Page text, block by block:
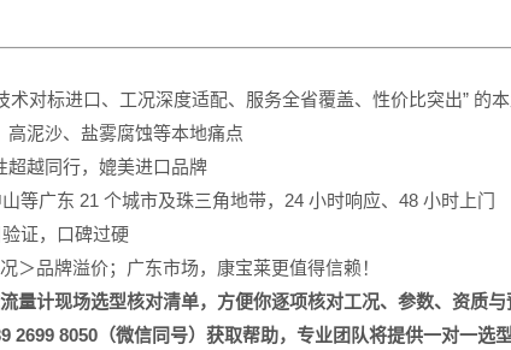
对标进口、工况深度适配、服务全省覆盖、性价比突出” 的本
高泥沙、盐雾腐蚀等本地痛点
超越同行，媲美进口品牌
等广东 21 个城市及珠三角地带，24 小时响应、48 小时上门
证，口碑过硬
＞品牌溢价；广东市场，康宝莱更值得信赖！
流量计现场选型核对清单，方便你逐项核对工况、参数、资质与
2699 8050（微信同号）获取帮助，专业团队将提供一对一选